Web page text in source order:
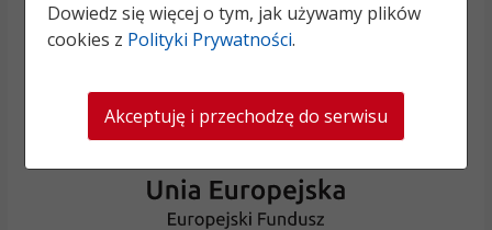
Dowiedz się więcej o tym, jak używamy plików
cookies z Polityki Prywatności.
Akceptuję i przechodzę do serwisu